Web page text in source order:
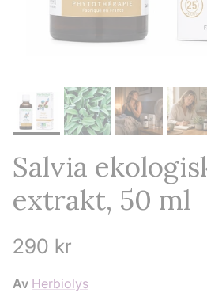
Salvia
extrakt, 50 ml
Ordinarie pris
290 kr
Av Herbiolys